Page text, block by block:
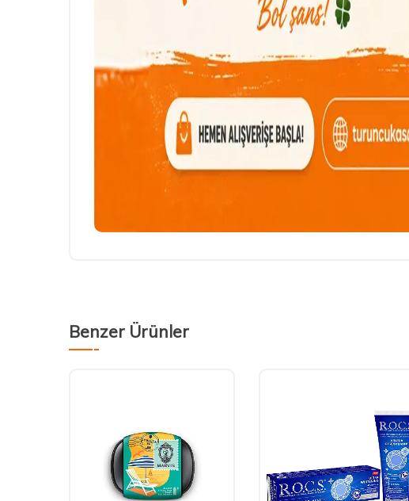
Benzer Ürünler